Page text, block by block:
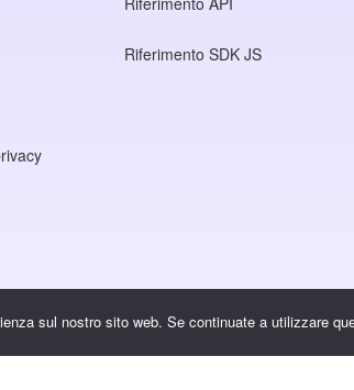
Riferimento SDK JS
sul nostro sito web. Se continuate a utilizzare